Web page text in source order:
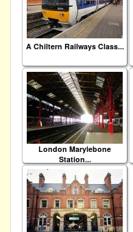
A Chiltern Railways Class...
London Marylebone
Station...